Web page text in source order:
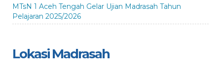
MTsN 1 Aceh Tengah Gelar Ujian Madrasah Tahun
Pelajaran 2025/2026
Lokasi Madrasah